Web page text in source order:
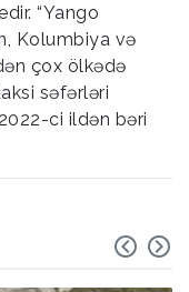
“Yango
Kolumbiya və
çox ölkədə
səfərləri
ci ildən bəri